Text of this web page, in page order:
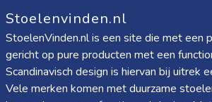
Stoelenvinden.nl
StoelenVinden.nl is een site die met een
gericht op pure producten met een
Scandinavisch design is hiervan bij uitrek
Vele merken komen met duurzame